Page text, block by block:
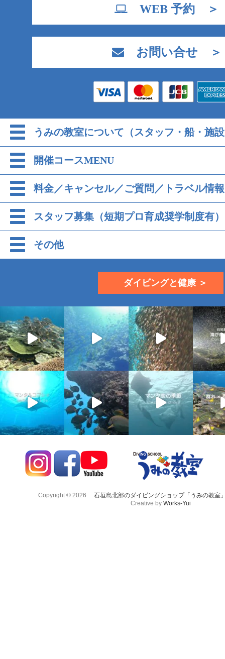
WEB 予約 ＞
お問い合せ ＞
うみの教室について（スタッフ・船・施
開催コースMENU
料金／キャンセル／ご質問／トラベル情報
スタッフ募集（短期プロ育成奨学制度有）
その他
ダイビングと健康 ＞
Copyright © 2026
石垣島北部のダイビングショップ「うみの教室
Creative by Works-Yui